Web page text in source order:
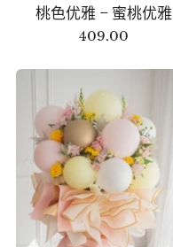
桃色优雅 – 蜜桃优雅
409.00